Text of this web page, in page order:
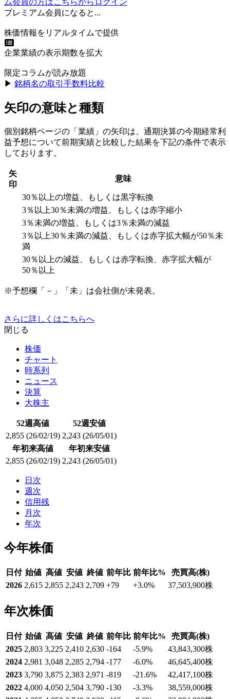
プレミアム会員になると...
株価情報をリアルタイムで提供
企業業績の表示期数を拡大
限定コラムが読み放題
▶︎ 銘柄名の取引手数料比較
矢印の意味と種類
個別銘柄ページの「業績」の矢印は、通期決算の今期経常利
益予想について前期実績と比較した結果を下記の条件で表示
しております。
矢
印
意味
30％以上の増益、もしくは黒字転換
3％以上30％未満の増益、もしくは赤字縮小
3％未満の増益、もしくは3％未満の減益
3％以上30％未満の減益、もしくは赤字拡大幅が50％未
満
30％以上の減益、もしくは赤字転換、赤字拡大幅が
50％以上
※予想欄「－」「未」は会社側が未発表。
さらに詳しくはこちらへ
閉じる
株価
チャート
時系列
ニュース
決算
大株主
52週高値
52週安値
2,855 (26/02/19) 2,243 (26/05/01)
年初来高値
年初来安値
2,855 (26/02/19) 2,243 (26/05/01)
日次
週次
信用残
月次
年次
今年株価
日付 始値 高値 安値 終値 前年比 前年比%
売買高(株)
2026 2,615 2,855 2,243 2,709 +79 +3.0% 37,503,900株
年次株価
日付 始値 高値 安値 終値 前年比 前年比%
売買高(株)
2025 2,803 3,225 2,410 2,630 -164 -5.9% 43,843,300株
2024 2,981 3,048 2,285 2,794 -177 -6.0% 46,645,400株
2023 3,790 3,875 2,383 2,971 -819 -21.6% 42,417,100株
2022 4,000 4,050 2,504 3,790 -130 -3.3% 38,559,000株